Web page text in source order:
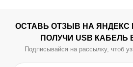
ОСТАВЬ ОТЗЫВ НА ЯНДЕКС
ПОЛУЧИ USB КАБЕЛЬ
Подписывайся на рассылку, чтоб